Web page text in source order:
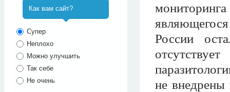
России
не внедрены
Как вам сайт?
Супер
Неплохо
Можно улучшить
Так себе
Не очень